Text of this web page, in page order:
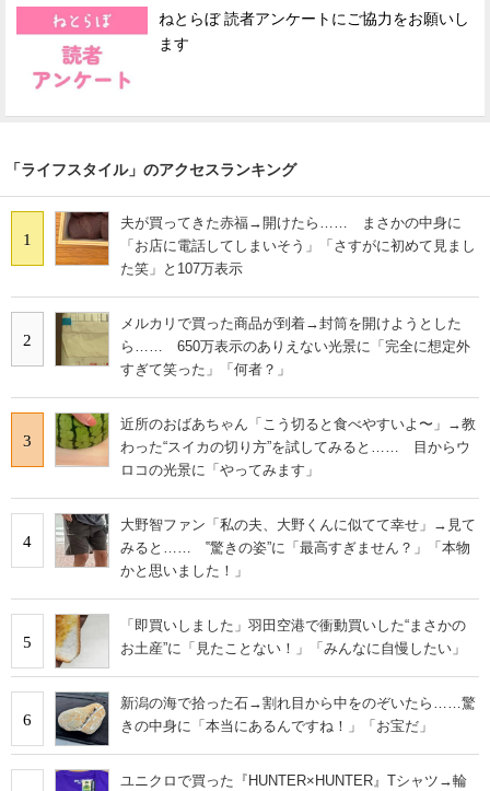
ねとらぼ 読者アンケートにご協力をお願いし
ます
「ライフスタイル」のアクセスランキング
1
夫が買ってきた赤福→開けたら…… まさかの中身に
「お店に電話してしまいそう」「さすがに初めて見まし
た笑」と107万表示
2
メルカリで買った商品が到着→封筒を開けようとした
ら…… 650万表示のありえない光景に「完全に想定外
すぎて笑った」「何者？」
3
近所のおばあちゃん「こう切ると食べやすいよ〜」→教
わった“スイカの切り方”を試してみると…… 目からウ
ロコの光景に「やってみます」
4
大野智ファン「私の夫、大野くんに似てて幸せ」→見て
みると…… ‟驚きの姿”に「最高すぎません？」「本物
かと思いました！」
5
「即買いしました」羽田空港で衝動買いした“まさかの
お土産”に「見たことない！」「みんなに自慢したい」
6
新潟の海で拾った石→割れ目から中をのぞいたら……驚
きの中身に「本当にあるんですね！」「お宝だ」
ユニクロで買った『HUNTER×HUNTER』Tシャツ→輪